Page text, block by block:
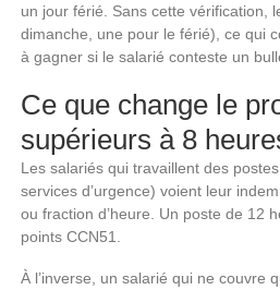
un jour férié. Sans cette vérification,
dimanche, une pour le férié), ce qui
à gagner si le salarié conteste un
Ce que change le
supérieurs à 8
Les salariés qui travaillent des
services d’urgence) voient leur
ou fraction d’heure. Un poste de 12
points CCN51.
À l’inverse, un salarié qui ne couvre